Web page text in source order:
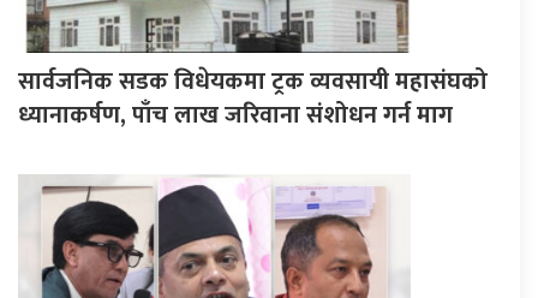
सार्वजनिक सडक विधेयकमा ट्रक व्यवसायी महासंघको
ध्यानाकर्षण, पाँच लाख जरिवाना संशोधन गर्न माग